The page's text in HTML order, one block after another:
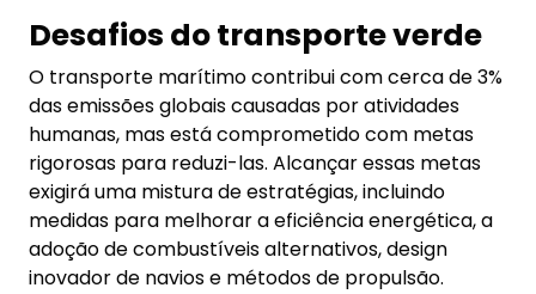
Desafios do transporte verde
O transporte marítimo contribui com cerca de 3%
das emissões globais causadas por atividades
humanas, mas está comprometido com metas
rigorosas para reduzi-las. Alcançar essas metas
exigirá uma mistura de estratégias, incluindo
medidas para melhorar a eficiência energética, a
adoção de combustíveis alternativos, design
inovador de navios e métodos de propulsão.